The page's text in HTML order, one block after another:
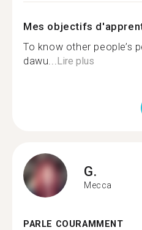
Mes objectifs
To know other people’s
dawu...Lire plus
G.
Mecca
PARLE COURAMMENT